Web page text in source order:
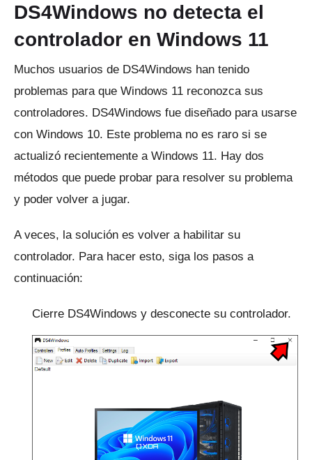
DS4Windows no detecta el
controlador en Windows 11
Muchos usuarios de DS4Windows han tenido
problemas para que Windows 11 reconozca sus
controladores. DS4Windows fue diseñado para usarse
con Windows 10. Este problema no es raro si se
actualizó recientemente a Windows 11. Hay dos
métodos que puede probar para resolver su problema
y poder volver a jugar.
A veces, la solución es volver a habilitar su
controlador. Para hacer esto, siga los pasos a
continuación:
Cierre DS4Windows y desconecte su controlador.